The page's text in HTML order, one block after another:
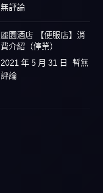
無評論
麗園酒店 【便服店】消
費介紹（停業）
2021 年 5 月 31 日
暫無
評論